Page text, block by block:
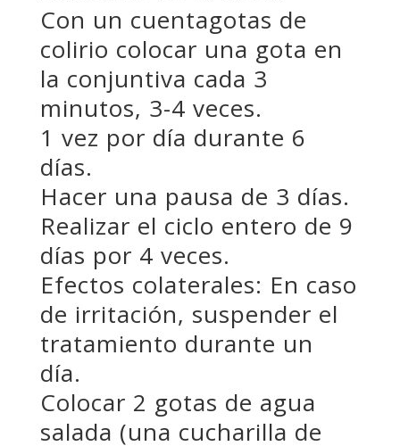
Con un cuentagotas de
colirio colocar una gota en
la conjuntiva cada 3
minutos, 3-4 veces.
1 vez por día durante 6
días.
Hacer una pausa de 3 días.
Realizar el ciclo entero de 9
días por 4 veces.
Efectos colaterales: En caso
de irritación, suspender el
tratamiento durante un
día.
Colocar 2 gotas de agua
salada (una cucharilla de